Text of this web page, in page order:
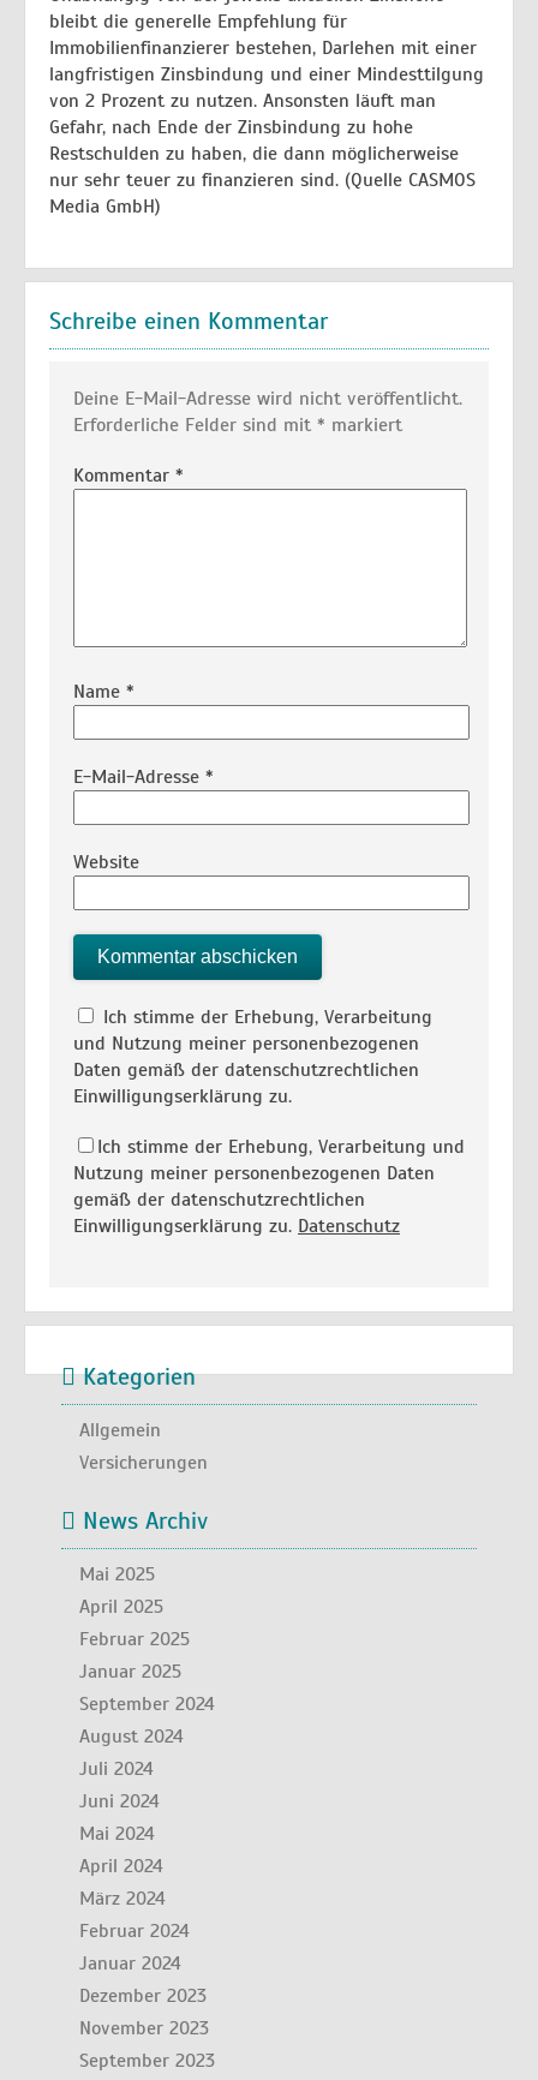
bleibt die generelle Empfehlung für
Immobilienfinanzierer bestehen, Darlehen mit einer
langfristigen Zinsbindung und einer Mindesttilgung
von 2 Prozent zu nutzen. Ansonsten läuft man
Gefahr, nach Ende der Zinsbindung zu hohe
Restschulden zu haben, die dann möglicherweise
nur sehr teuer zu finanzieren sind. (Quelle CASMOS
Media GmbH)
Schreibe einen Kommentar
Deine E-Mail-Adresse wird nicht veröffentlicht.
Erforderliche Felder sind mit * markiert
Kommentar *
Name *
E-Mail-Adresse *
Website
Ich stimme der Erhebung, Verarbeitung
und Nutzung meiner personenbezogenen
Daten gemäß der datenschutzrechtlichen
Einwilligungserklärung zu.
Ich stimme der Erhebung, Verarbeitung und
Nutzung meiner personenbezogenen Daten
gemäß der datenschutzrechtlichen
Einwilligungserklärung zu. Datenschutz
Kategorien
Allgemein
Versicherungen
News Archiv
Mai 2025
April 2025
Februar 2025
Januar 2025
September 2024
August 2024
Juli 2024
Juni 2024
Mai 2024
April 2024
März 2024
Februar 2024
Januar 2024
Dezember 2023
November 2023
September 2023